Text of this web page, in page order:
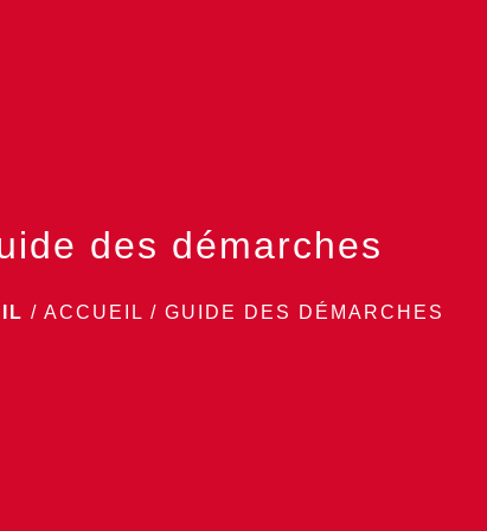
des démarches
/ ACCUEIL / GUIDE DES DÉMARCHES